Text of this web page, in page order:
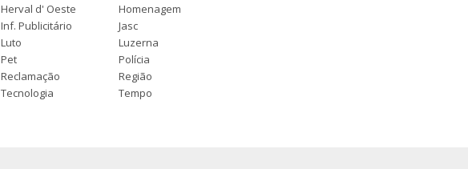
Herval d' Oeste
Homenagem
Inf. Publicitário
Jasc
Luto
Luzerna
Pet
Polícia
Reclamação
Região
Tecnologia
Tempo